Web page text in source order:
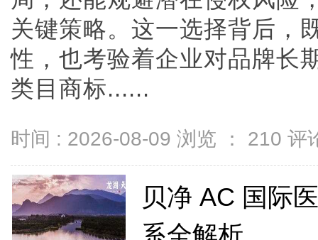
关键策略。这一选择背后，
性，也考验着企业对品牌长
类目商标......
时间 : 2026-08-09 浏览 ： 210 评
贝净 AC 国际